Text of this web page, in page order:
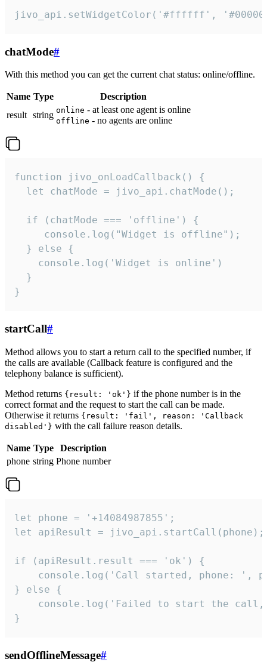
jivo_api.setWidgetColor('#ffffff',
chatMode#
With this method you can get the current chat status: online/offline.
Name Type
Description
result string online - at least one agent is online
offline - no agents are online
function jivo_onLoadCallback() {
  let chatMode = jivo_api.chatMode();
  if (chatMode === 'offline') {
     console.log("Widget is offline");
  } else {
    console.log('Widget is online')
  }
}
startCall#
Method allows you to start a return call to the specified number, if
the calls are available (Callback feature is configured and the
telephony balance is sufficient).
Method returns {result: 'ok'} if the phone number is in the
correct format and the request to start the call can be made.
Otherwise it returns {result: 'fail', reason: 'Callback
disabled'} with the call failure reason details.
Name Type
Description
phone string Phone number
let phone = '+14084987855';
let apiResult = jivo_api.startCall(phone);
if (apiResult.result === 'ok') {
console.log('Call started, phone: ',
} else {
console.log('Failed to start the
}
sendOfflineMessage#